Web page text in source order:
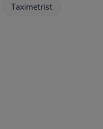
Taximetrist